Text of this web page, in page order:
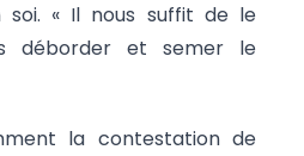
« Il nous suffit de le
déborder et semer le
la contestation de